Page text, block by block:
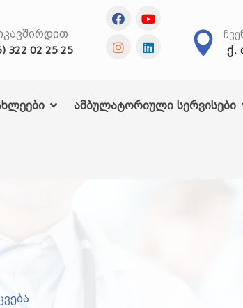
ქ.
322 02 25 25
ამბულატორიული სერვისები